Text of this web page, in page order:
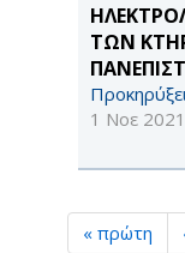
ΤΩΝ
1 Νοε 2021
« πρώτη